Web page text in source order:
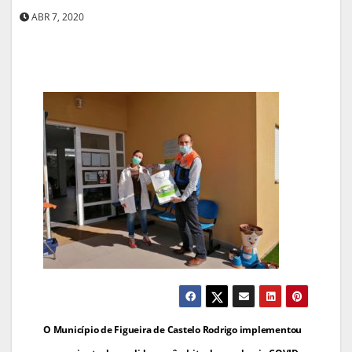
ABR 7, 2020
Navegação
O Município de Figueira de Castelo Rodrigo implementou